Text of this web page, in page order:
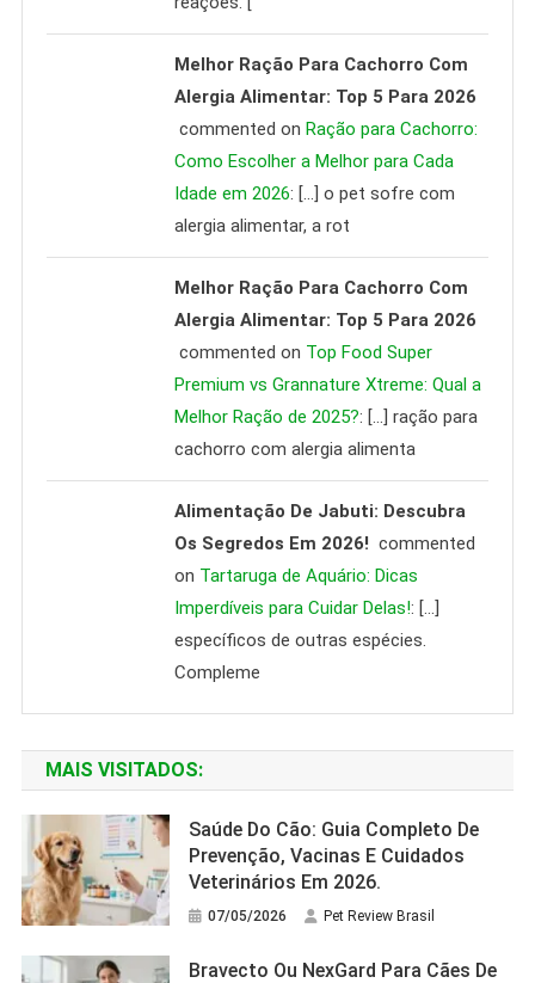
Melhor Ração Para Cachorro Com
Alergia Alimentar: Top 5 Para 2026
commented onRação para Cachorro:
Como Escolher a Melhor para Cada
Idade em 2026: […] o pet sofre com
alergia alimentar, a rot
Melhor Ração Para Cachorro Com
Alergia Alimentar: Top 5 Para 2026
commented on Top Food Super
Premium vs Grannature Xtreme: Qual a
Melhor Ração de 2025?: […] ração para
cachorro com alergia alimenta
Alimentação De Jabuti: Descubra
Os Segredos Em 2026! commented
on Tartaruga de Aquário: Dicas
Imperdíveis para Cuidar Delas!: […]
específicos de outras espécies.
Compleme
MAIS VISITADOS:
Saúde Do Cão: Guia Completo De
Prevenção, Vacinas E Cuidados
Veterinários Em 2026.
07/05/2026 Pet Review Brasil
Bravecto Ou NexGard Para Cães De